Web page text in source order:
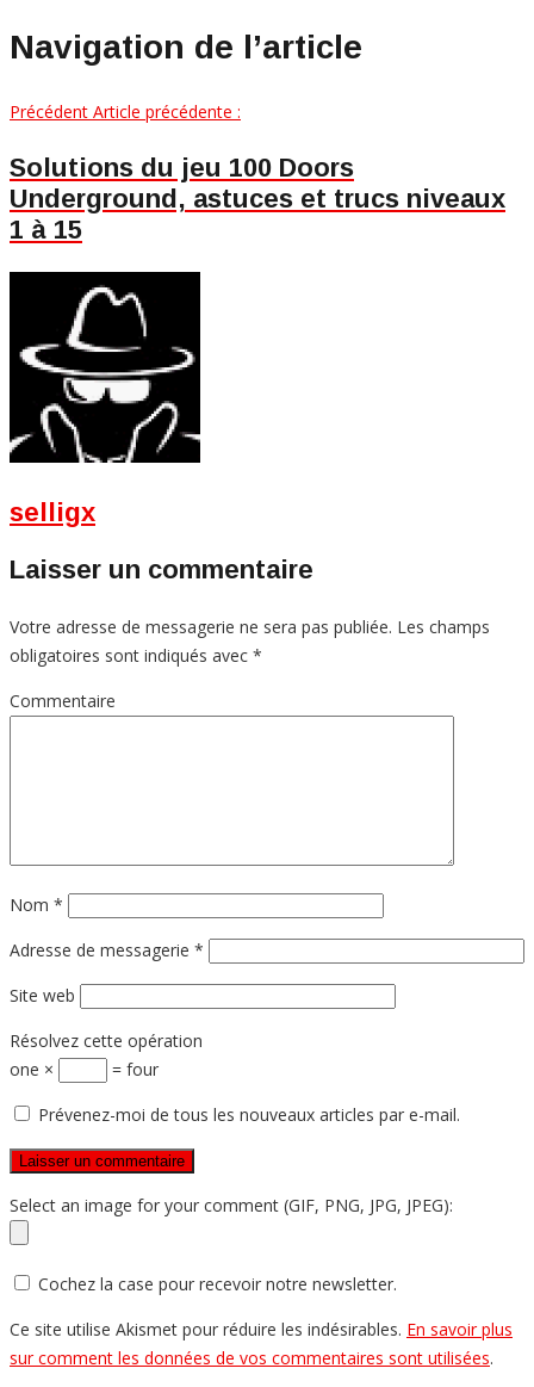
Navigation de l’article
Précédent Article précédente :
Solutions du jeu 100 Doors
Underground, astuces et trucs niveaux
1 à 15
selligx
Laisser un commentaire
Votre adresse de messagerie ne sera pas publiée. Les champs
obligatoires sont indiqués avec *
Commentaire
Nom *
Adresse de messagerie *
Site web
Résolvez cette opération
one ×
= four
Prévenez-moi de tous les nouveaux articles par e-mail.
Select an image for your comment (GIF, PNG, JPG, JPEG):
Cochez la case pour recevoir notre newsletter.
Ce site utilise Akismet pour réduire les indésirables. En savoir plus
sur comment les données de vos commentaires sont utilisées.